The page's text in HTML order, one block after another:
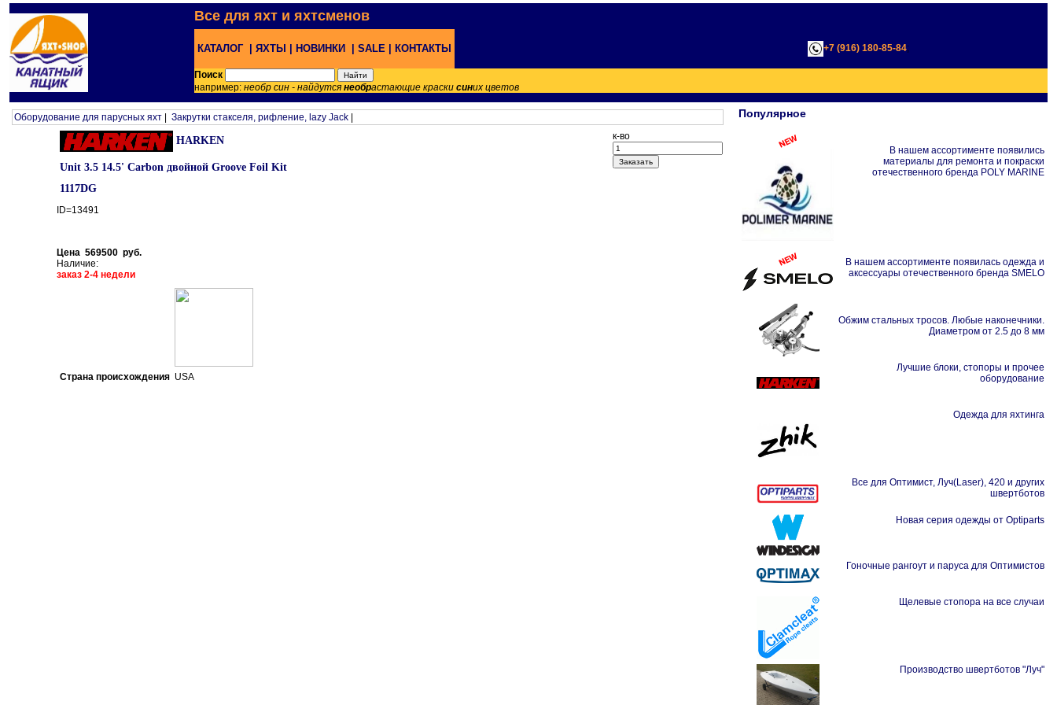
Все для яхт и яхтсменов
КАТАЛОГ | ЯХТЫ | НОВИНКИ | SALE | КОНТАКТЫ +7 (916) 180-85-84;
Поиск
например: необр син - найдутся необрастающие краски синих цветов
Оборудование для парусных яхт Закрутки стакселя, рифление, lazy Jack
HARKEN
Unit 3.5 14.5' Carbon двойной Groove Foil Kit
1117DG
ID=13491
Цена 569500 руб.
Наличие:
заказ 2-4 недели
к-во
Страна происхождения USA
Популярное
В нашем ассортименте появились
материалы для ремонта и покраски
отечественного бренда POLY MARINE
В нашем ассортименте появилась одежда и
аксессуары отечественного бренда SMELO
Обжим стальных тросов. Любые наконечники.
Диаметром от 2.5 до 8 мм
Лучшие блоки, стопоры и прочее
оборудование
Одежда для яхтинга
Все для Оптимист, Луч(Laser), 420 и других
швертботов
Новая серия одежды от Optiparts
Гоночные рангоут и паруса для Оптимистов
Щелевые стопора на все случаи
Производство швертботов "Луч"